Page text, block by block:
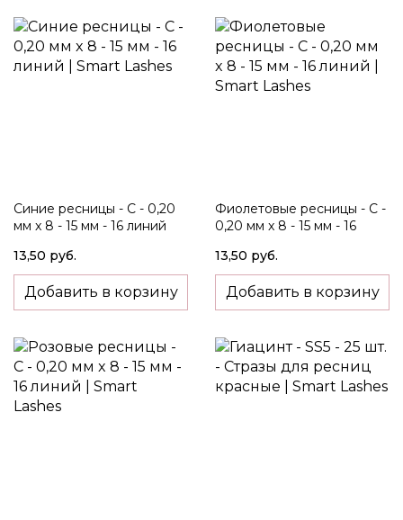
Синие ресницы - C - 0,20
мм x 8 - 15 мм - 16 линий
13,50 руб.
Добавить в корзину
Фиолетовые ресницы - C -
0,20 мм x 8 - 15 мм - 16
13,50 руб.
Добавить в корзину